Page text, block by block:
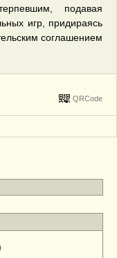
подавая
игр, придираясь
соглашением
QRCode